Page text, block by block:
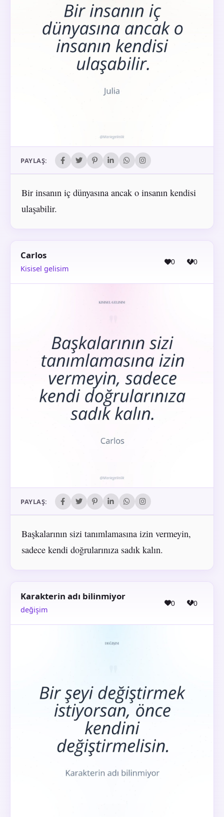
PAYLAŞ:
Bir insanın iç dünyasına ancak o insanın kendisi
ulaşabilir.
Carlos
Kisisel gelisim
0 0
PAYLAŞ:
Başkalarının sizi tanımlamasına izin vermeyin,
sadece kendi doğrularınıza sadık kalın.
Karakterin adı bilinmiyor
değişim
0 0